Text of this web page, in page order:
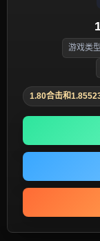
游戏类
1.80合击和